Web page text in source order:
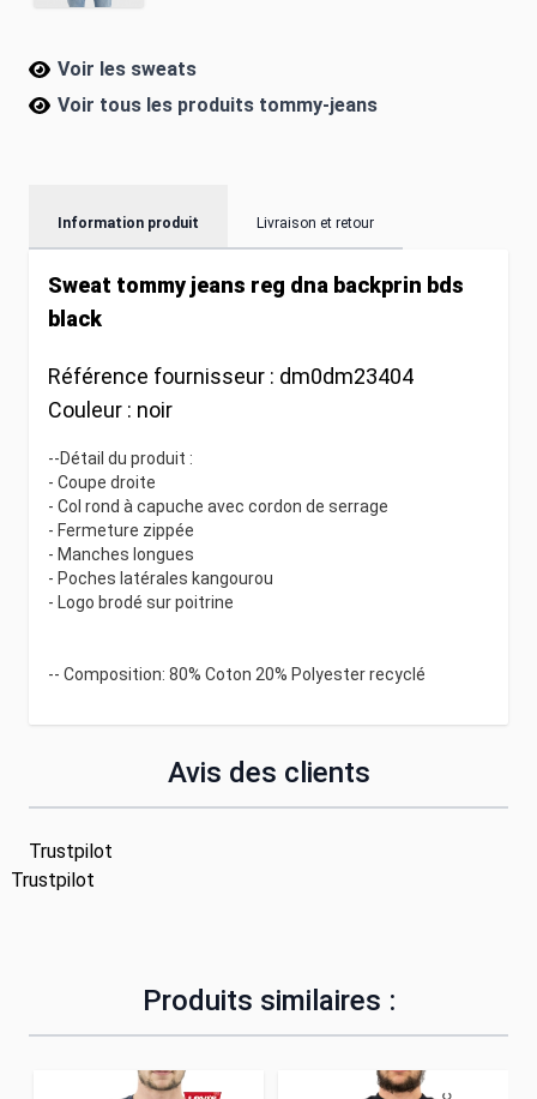
Voir les sweats
Voir tous les produits tommy-jeans
Information produit Livraison et retour
Sweat tommy jeans reg dna backprin bds
black
Référence fournisseur : dm0dm23404
Couleur : noir
--Détail du produit :
- Coupe droite
- Col rond à capuche avec cordon de serrage
- Fermeture zippée
- Manches longues
- Poches latérales kangourou
- Logo brodé sur poitrine
-- Composition: 80% Coton 20% Polyester recyclé
Avis des clients
Trustpilot
Trustpilot
Produits similaires :